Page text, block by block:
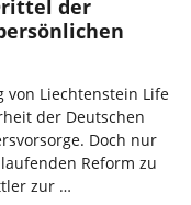
der
von Liechtenstein Life
der Deutschen
Doch nur
Reform zu
zur …